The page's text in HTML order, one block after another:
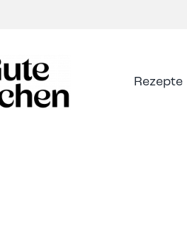
Rezepte